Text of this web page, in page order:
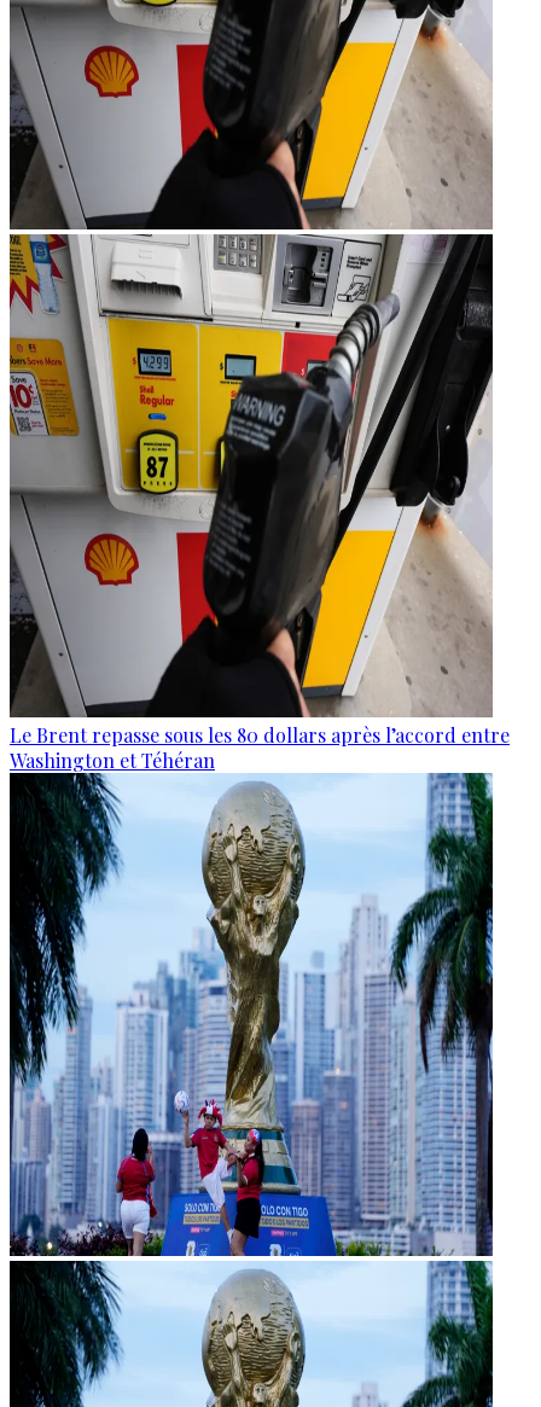
Le Brent repasse sous les 80 dollars après l’accord entre
Washington et Téhéran